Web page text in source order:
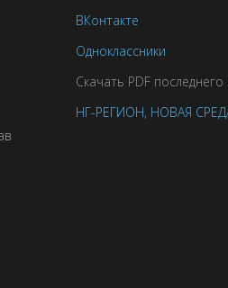
ВКонтакте
Одноклассники
Скачать PDF
НГ-РЕГИОН, НОВАЯ